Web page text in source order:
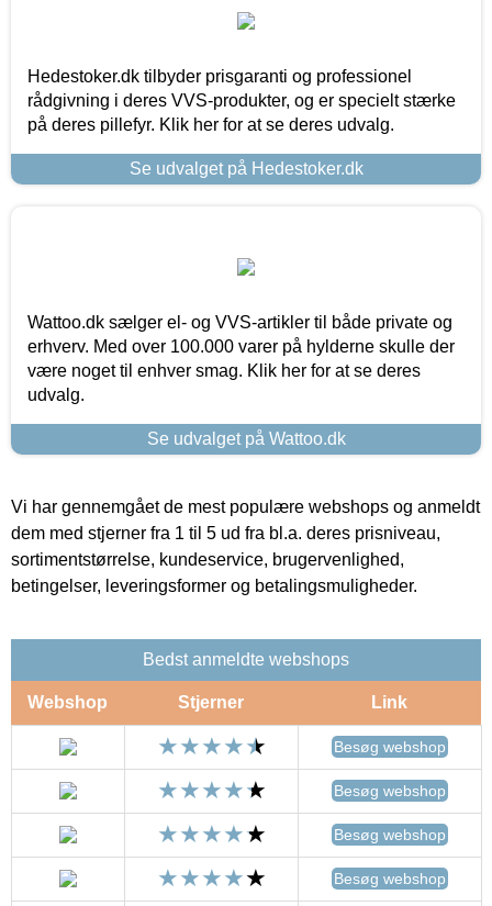
Hedestoker.dk tilbyder prisgaranti og professionel
rådgivning i deres VVS-produkter, og er specielt stærke
på deres pillefyr. Klik her for at se deres udvalg.
Se udvalget på Hedestoker.dk
Wattoo.dk sælger el- og VVS-artikler til både private og
erhverv. Med over 100.000 varer på hylderne skulle der
være noget til enhver smag. Klik her for at se deres
udvalg.
Se udvalget på Wattoo.dk
Vi har gennemgået de mest populære webshops og anmeldt
dem med stjerner fra 1 til 5 ud fra bl.a. deres prisniveau,
sortimentstørrelse, kundeservice, brugervenlighed,
betingelser, leveringsformer og betalingsmuligheder.
Bedst anmeldte webshops
Webshop Stjerner Link
Besøg webshop
Besøg webshop
Besøg webshop
Besøg webshop